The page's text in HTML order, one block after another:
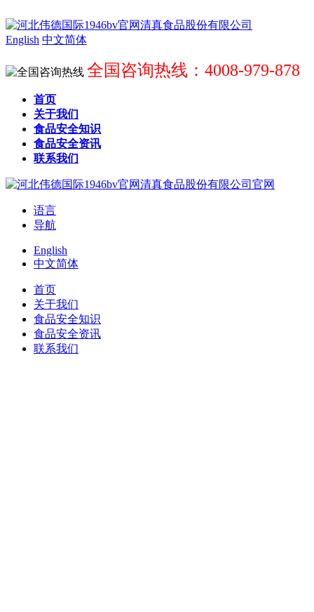
English 中文简体
全国咨询热线：4008-979-878
首页
关于我们
食品安全知识
食品安全资讯
联系我们
语言
导航
English
中文简体
首页
关于我们
食品安全知识
食品安全资讯
联系我们